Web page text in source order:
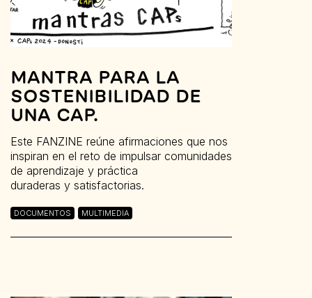
MANTRA PARA LA
SOSTENIBILIDAD DE
UNA CAP.
Este FANZINE reúne afirmaciones que nos
inspiran en el reto de impulsar comunidades
de aprendizaje y práctica
duraderas y satisfactorias.
DOCUMENTOS MULTIMEDIA